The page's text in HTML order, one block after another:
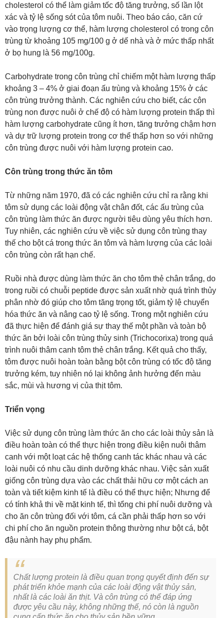
cholesterol có thể làm giảm tốc độ tăng trưởng, số lần lột
xác và tỷ lệ sống sót của tôm nuôi. Theo báo cáo, căn cứ
vào trọng lượng cơ thể, hàm lượng cholesterol có trong côn
trùng từ khoảng 105 mg/100 g ở dế nhà và ở mức thấp nhất
ở bọ hung là 56 mg/100g.
Carbohydrate trong côn trùng chỉ chiếm một hàm lượng thấp
khoảng 3 – 4% ở giai đoạn ấu trùng và khoảng 15% ở các
côn trùng trưởng thành. Các nghiên cứu cho biết, các côn
trùng non được nuôi ở chế độ có hàm lượng protein thấp thì
hàm lượng carbohydrate cũng ít hơn, tăng trưởng chậm hơn
và dự trữ lượng protein trong cơ thể thấp hơn so với những
côn trùng được nuôi với hàm lượng protein cao.
Côn trùng trong thức ăn tôm
Từ những năm 1970, đã có các nghiên cứu chỉ ra rằng khi
tôm sử dụng các loài động vật chân đốt, các ấu trùng của
côn trùng làm thức ăn được người tiêu dùng yêu thích hơn.
Tuy nhiên, các nghiên cứu về việc sử dụng côn trùng thay
thế cho bột cá trong thức ăn tôm và hàm lượng của các loài
côn trùng còn rất hạn chế.
Ruồi nhà được dùng làm thức ăn cho tôm thẻ chân trắng, do
trong ruồi có chuỗi peptide được sản xuất nhờ quá trình thủy
phân nhờ đó giúp cho tôm tăng trọng tốt, giảm tỷ lệ chuyển
hóa thức ăn và nâng cao tỷ lệ sống. Trong một nghiên cứu
đã thực hiện để đánh giá sự thay thế một phần và toàn bộ
thức ăn bởi loài côn trùng thủy sinh (Trichocorixa) trong quá
trình nuôi thâm canh tôm thẻ chân trắng. Kết quả cho thấy,
tôm được nuôi hoàn toàn bằng bột côn trùng có tốc độ tăng
trưởng kém, tuy nhiên nó lại không ảnh hưởng đến màu
sắc, mùi và hương vị của thịt tôm.
Triển vọng
Việc sử dụng côn trùng làm thức ăn cho các loài thủy sản là
điều hoàn toàn có thể thực hiện trong điều kiện nuôi thâm
canh với một loạt các hệ thống canh tác khác nhau và các
loài nuôi có nhu cầu dinh dưỡng khác nhau. Việc sản xuất
giống côn trùng dựa vào các chất thải hữu cơ một cách an
toàn và tiết kiệm kinh tế là điều có thể thực hiện; Nhưng để
có tính khả thi về mặt kinh tế, thì tổng chi phí nuôi dưỡng và
cho ăn côn trùng đối với tôm, cá cần phải thấp hơn so với
chi phí cho ăn nguồn protein thông thường như bột cá, bột
đậu nành hay phụ phẩm.
Chất lượng protein là điều quan trọng quyết định đến sự
phát triển khỏe mạnh của các loài động vật thủy sản,
nhất là các loài ăn thịt. Và côn trùng có thể đáp ứng
được yêu cầu này, không những thế, nó còn là nguồn